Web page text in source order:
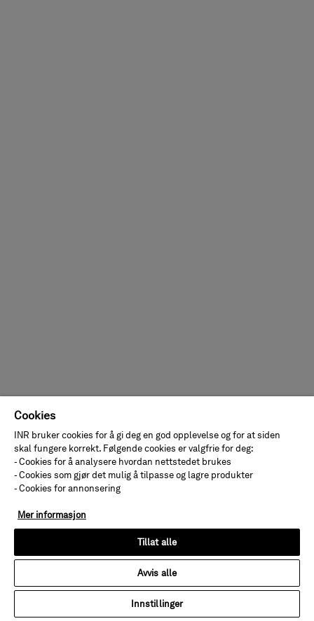
Cookies
INR bruker cookies for å gi deg en god opplevelse og for at siden
skal fungere korrekt. Følgende cookies er valgfrie for deg:
- Cookies for å analysere hvordan nettstedet brukes
- Cookies som gjør det mulig å tilpasse og lagre produkter
- Cookies for annonsering
Mer informasjon
Tillat alle
Avvis alle
Innstillinger